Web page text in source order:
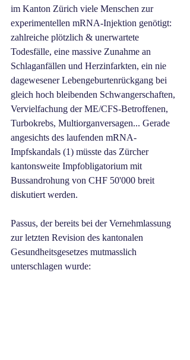
im Kanton Zürich viele Menschen zur
experimentellen mRNA-Injektion genötigt:
zahlreiche plötzlich & unerwartete
Todesfälle, eine massive Zunahme an
Schlaganfällen und Herzinfarkten, ein nie
dagewesener Lebengeburtenrückgang bei
gleich hoch bleibenden Schwangerschaften,
Vervielfachung der ME/CFS-Betroffenen,
Turbokrebs, Multiorganversagen... Gerade
angesichts des laufenden mRNA-
Impfskandals (1) müsste das Zürcher
kantonsweite Impfobligatorium mit
Bussandrohung von CHF 50'000 breit
diskutiert werden.
Passus, der bereits bei der Vernehmlassung
zur letzten Revision des kantonalen
Gesundheitsgesetzes mutmasslich
unterschlagen wurde: